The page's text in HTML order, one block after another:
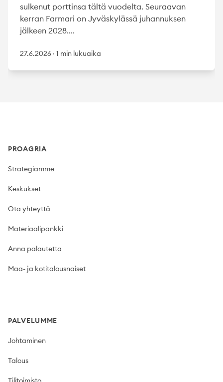
sulkenut porttinsa tältä vuodelta. Seuraavan
kerran Farmari on Jyväskylässä juhannuksen
jälkeen 2028....
27.6.2026 · 1 min lukuaika
PROAGRIA
Strategiamme
Keskukset
Ota yhteyttä
Materiaalipankki
Anna palautetta
Maa- ja kotitalousnaiset
PALVELUMME
Johtaminen
Talous